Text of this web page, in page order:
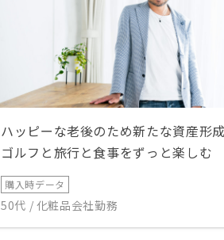
ハッピーな老後のため新たな資産形成
ゴルフと旅行と食事をずっと楽しむ
購入時データ
50代 / 化粧品会社勤務